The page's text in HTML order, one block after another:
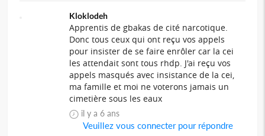
Kloklodeh
Apprentis de gbakas de cité narcotique.
Donc tous ceux qui ont reçu vos appels
pour insister de se faire enrôler car la cei
les attendait sont tous rhdp. J'ai reçu vos
appels masqués avec insistance de la cei,
ma famille et moi ne voterons jamais un
cimetière sous les eaux
il y a 6 ans
Veuillez vous connecter pour répondre